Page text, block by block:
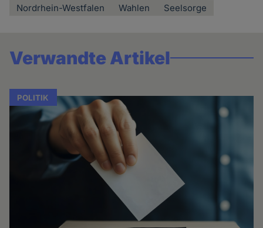
Nordrhein-Westfalen
Wahlen Seelsorge
Verwandte Artikel
POLITIK